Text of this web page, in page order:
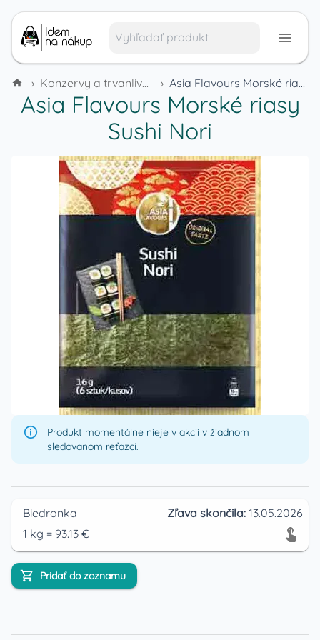
› Konzervy a trvanlivé potraviny › Asia Flavours Morské riasy Sushi Nori
Asia Flavours Morské riasy
Sushi Nori
Produkt momentálne nieje v akcii v žiadnom
sledovanom reťazci.
Biedronka Zľava skončila: 13.05.2026
1 kg = 93.13 €
Pridať do zoznamu